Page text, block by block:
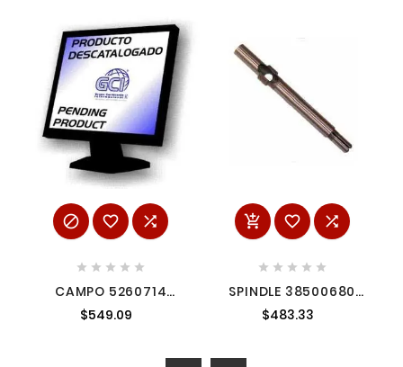
  
    
CAMPO 5260714
5260714
$549.09
  
    
SPINDLE 38500680
MILWAUKEE
$483.33